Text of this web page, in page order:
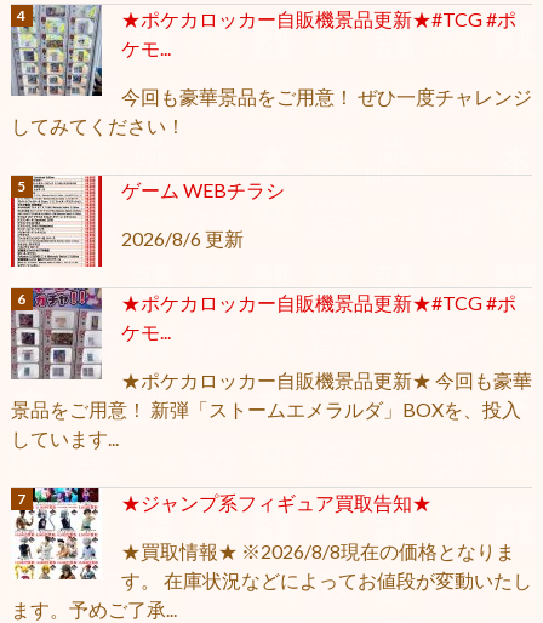
★ポケカロッカー自販機景品更新★#TCG #ポ
ケモ...
今回も豪華景品をご用意！ ぜひ一度チャレンジ
してみてください！
ゲーム WEBチラシ
2026/8/6 更新
★ポケカロッカー自販機景品更新★#TCG #ポ
ケモ...
★ポケカロッカー自販機景品更新★ 今回も豪華
景品をご用意！ 新弾「ストームエメラルダ」BOXを、投入
しています...
★ジャンプ系フィギュア買取告知★
★買取情報★ ※2026/8/8現在の価格となりま
す。 在庫状況などによってお値段が変動いたし
ます。予めご了承...